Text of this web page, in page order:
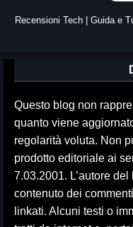
Recensioni Tech | Guida e
Questo blog non
quanto viene
regolarità voluta. Non
prodotto editoriale ai
7.03.2001. L’autore
contenuto dei
linkati. Alcuni testi o